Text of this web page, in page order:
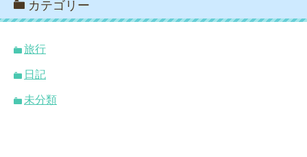
カテゴリー
旅行
日記
未分類